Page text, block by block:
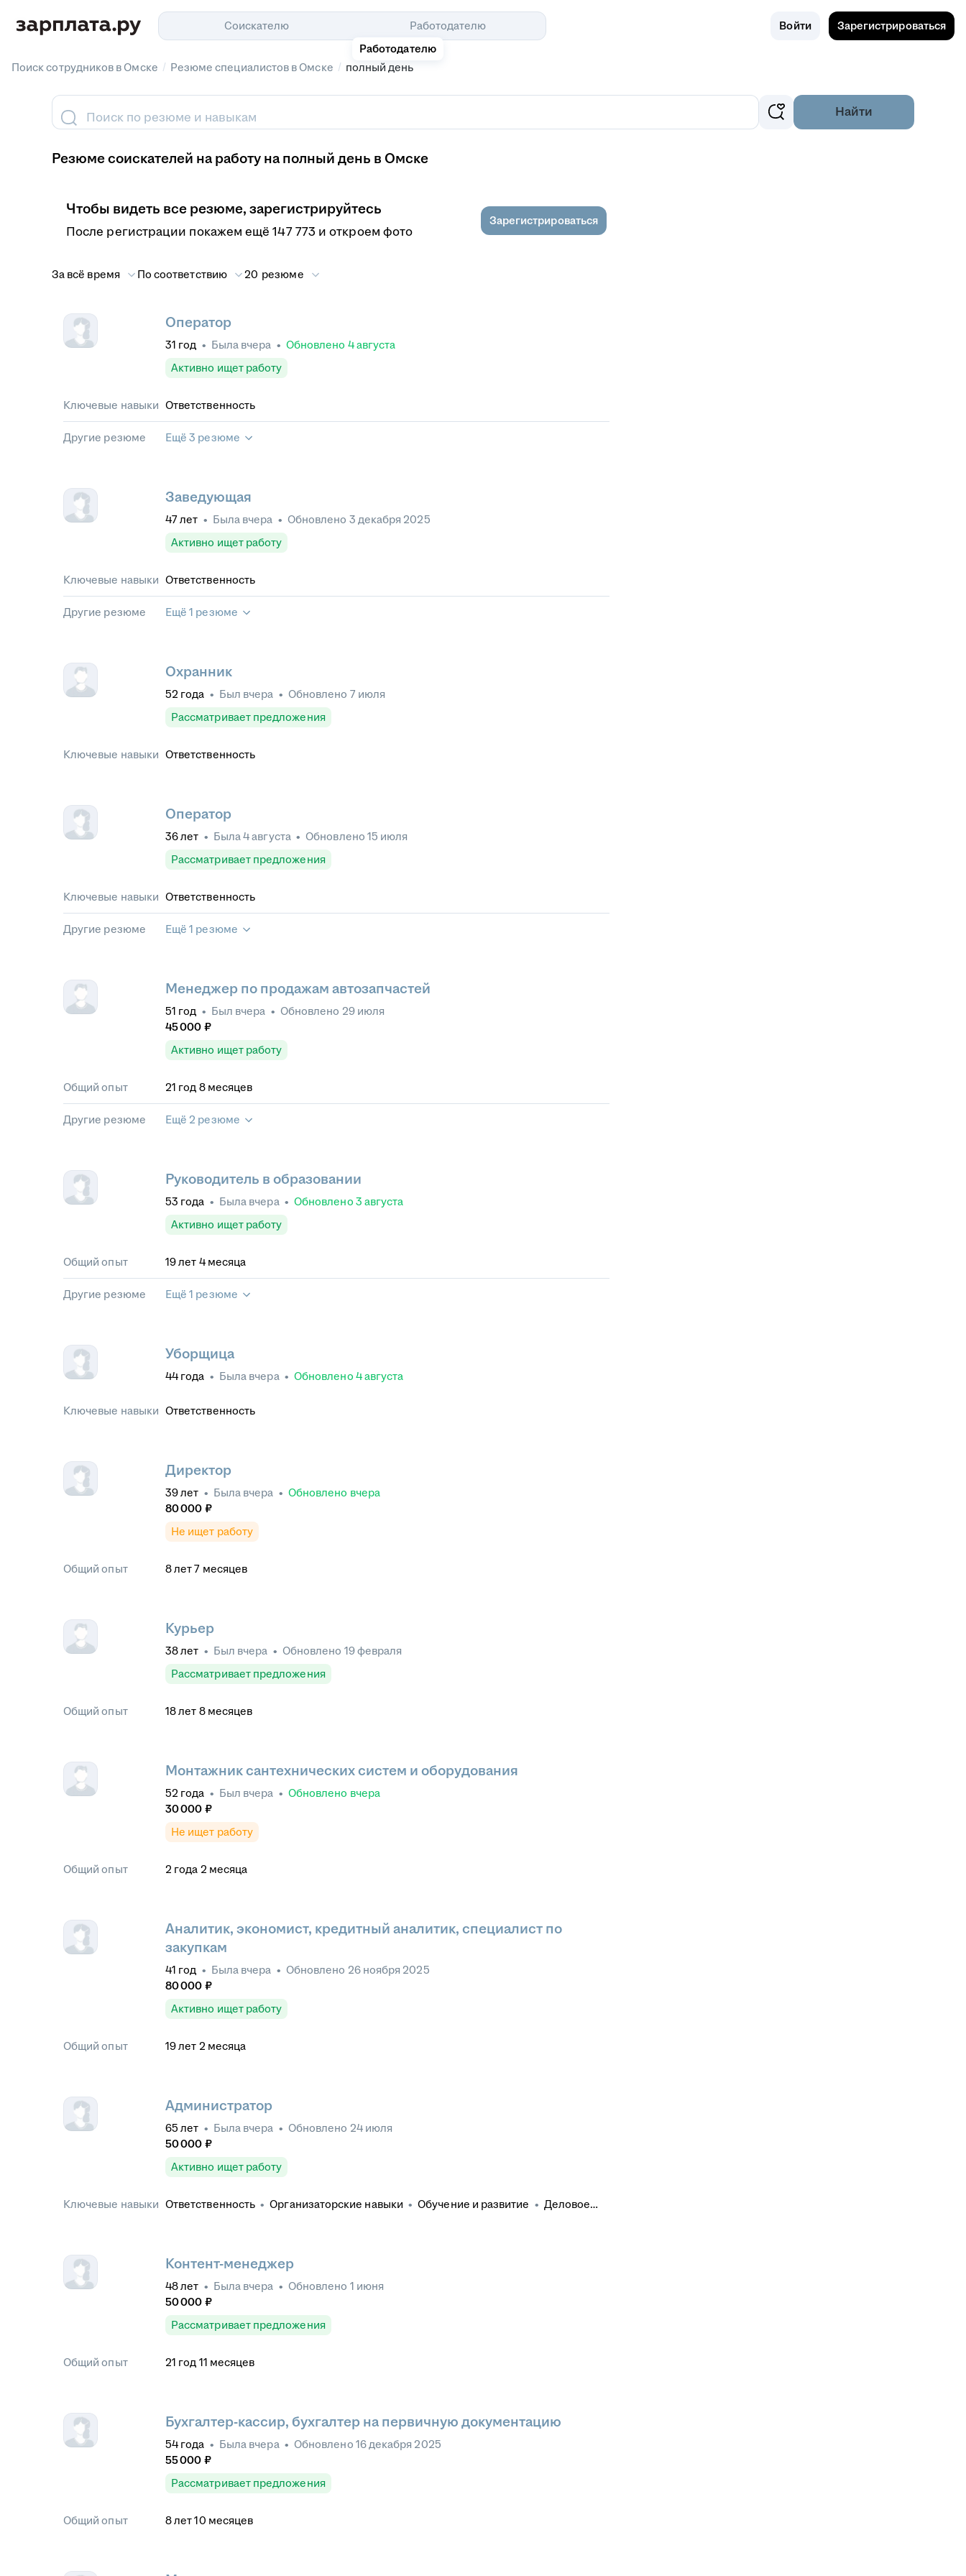
Соискателю
Работодателю
Работодателю
Войти Зарегистрироваться
Поиск сотрудников в Омске / Резюме специалистов в Омске / полный день
Поиск по резюме и навыкам Найти
Резюме соискателей на работу на полный день в Омске
Чтобы видеть все резюме, зарегистрируйтесь
После регистрации покажем ещё 147 773 и откроем фото
Зарегистрироваться
За всё время По соответствию 20 резюме
Оператор
31 год • Была вчера • Обновлено 4 августа
Активно ищет работу
Ключевые навыки Ответственность
Другие резюме Ещё 3 резюме
Заведующая
47лет • Была вчера • Обновлено 3 декабря 2025
Активно ищет работу
Ключевые навыки Ответственность
Другие резюме Ещё 1 резюме
Охранник
52 года • Был вчера • Обновлено 7 июля
Рассматривает предложения
Ключевые навыки Ответственность
Оператор
36лет • Была4 августа • Обновлено 15 июля
Рассматривает предложения
Ключевые навыки Ответственность
Другие резюме Ещё 1 резюме
Менеджер по продажам автозапчастей
51 год • Был вчера • Обновлено 29 июля
45 000 ₽
Активно ищет работу
Общий опыт 21 год 8 месяцев
Другие резюме Ещё 2 резюме
Руководитель в образовании
53 года • Была вчера • Обновлено 3 августа
Активно ищет работу
Общий опыт 19лет 4 месяца
Другие резюме Ещё 1 резюме
Уборщица
44 года • Была вчера • Обновлено 4 августа
Ключевые навыки Ответственность
Директор
39лет • Была вчера • Обновлено вчера
80 000 ₽
Не ищет работу
Общий опыт 8лет 7 месяцев
Курьер
38лет • Был вчера • Обновлено 19 февраля
Рассматривает предложения
Общий опыт 18лет 8 месяцев
Монтажник сантехнических систем и оборудования
52 года • Был вчера • Обновлено вчера
30 000 ₽
Не ищет работу
Общий опыт 2 года 2 месяца
Аналитик, экономист, кредитный аналитик, специалист по
закупкам
41 год • Была вчера • Обновлено 26 ноября 2025
80 000 ₽
Активно ищет работу
Общий опыт 19лет 2 месяца
Администратор
65 лет • Была вчера • Обновлено 24 июля
50 000 ₽
Активно ищет работу
Ключевые навыки Ответственность • Организаторские навыки • Обучение и развитие • Деловое
Контент-менеджер
48лет • Была вчера • Обновлено 1 июня
50 000 ₽
Рассматривает предложения
Общий опыт 21 год 11 месяцев
Бухгалтер-кассир, бухгалтер на первичную документацию
54 года • Была вчера • Обновлено 16 декабря 2025
55 000 ₽
Рассматривает предложения
Общий опыт 8лет 10 месяцев